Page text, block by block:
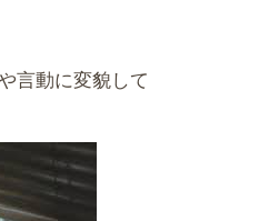
言動に変貌して